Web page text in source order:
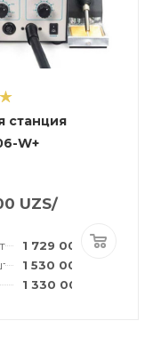
станция
W+
UZS/
1 729 000 UZS
1 530 000
1 330 000